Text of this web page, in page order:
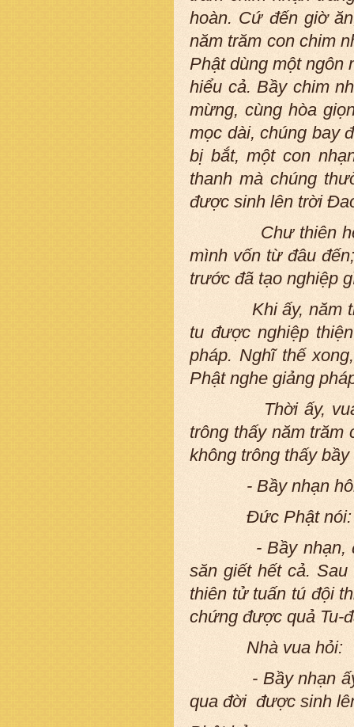
hoàn. Cứ đến giờ
năm trăm con chim
Phật dùng một ngôn
hiểu cả. Bầy chim
mừng, cùng hòa
mọc dài, chúng bay
bị bắt, một con
thanh mà chúng
được sinh lên trời
Chư thiên
mình vốn từ đâu
trước đã tạo nghiệp
Khi ấy, năm trăm
tu được nghiệp
pháp. Nghĩ thế
Phật nghe giảng
Thời ấy, vua
trông thấy năm
không trông thấy
- Bầy nhạn hôm
Đức Phật nói:
- Bầy nhạn, đại
săn giết hết cả.
thiên tử tuấn tú đội
chứng được quả Tu-
Nhà vua hỏi:
- Bầy nhạn ấy vì
qua đời được sinh